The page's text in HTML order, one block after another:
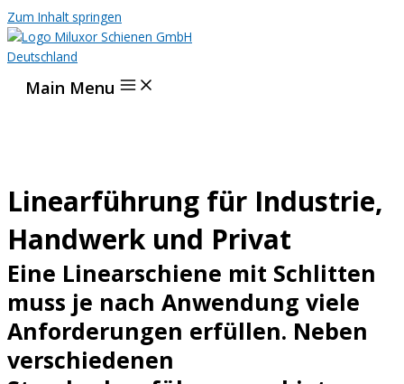
Zum Inhalt springen
Main Menu
Linearführung für Industrie,
Handwerk und Privat
Eine Linearschiene mit Schlitten
muss je nach Anwendung viele
Anforderungen erfüllen. Neben
verschiedenen